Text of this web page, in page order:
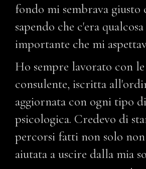
fondo mi sembrava giusto
sapendo che c'era
importante che mi
Ho sempre lavorato con
consulente, iscritta
aggiornata con ogni tipo
psicologica. Credevo di
percorsi fatti non solo non
aiutata a uscire dalla mia